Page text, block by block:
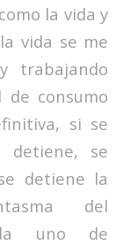
la vida y
vida se me
trabajando
de consumo
si se
detiene, se
detiene la
del
uno de